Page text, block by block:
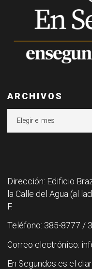
ARCHIVOS
Dirección: Edificio
la Calle del Agua (al
F.
Teléfono: 385-8777 /
Correo electrónico:
En Segundos es el